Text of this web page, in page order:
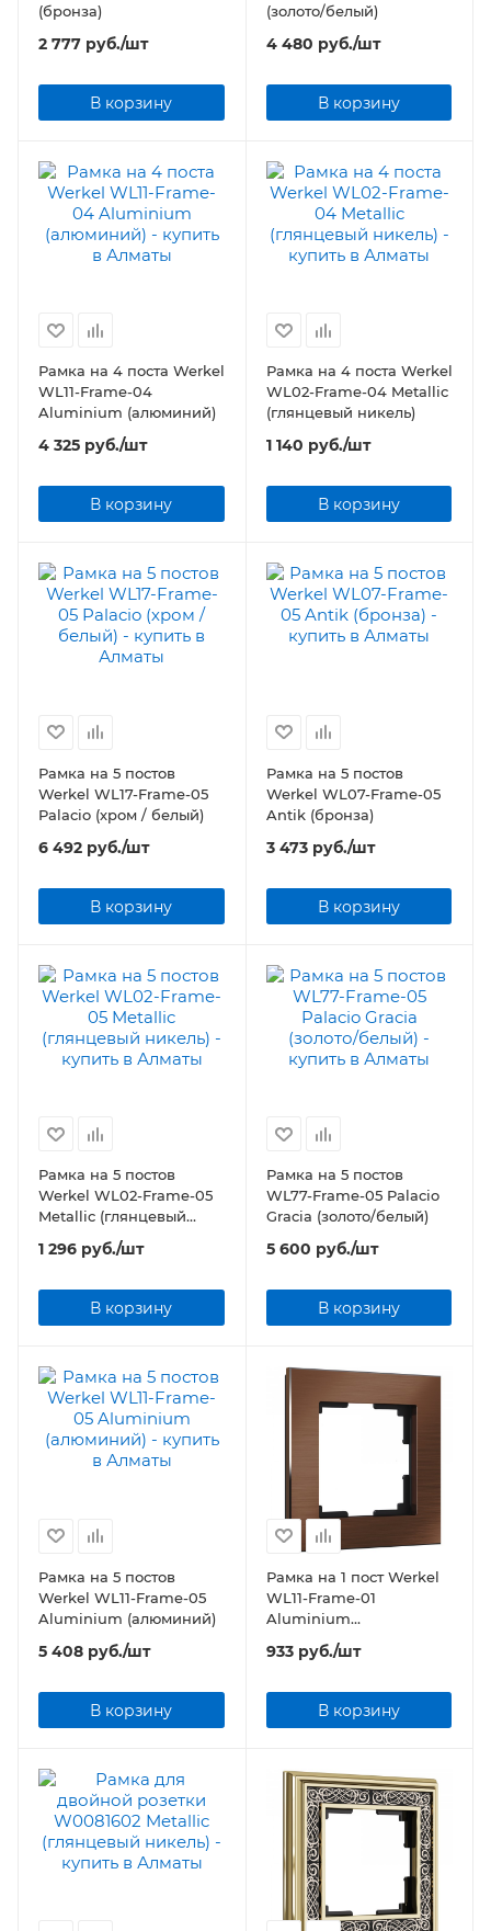
(бронза)
2 777 руб./шт
В корзину
(золото/белый)
4 480 руб./шт
В корзину
Рамка на 4 поста Werkel
WL11-Frame-04
Aluminium (алюминий)
4 325 руб./шт
В корзину
Рамка на 4 поста Werkel
WL02-Frame-04 Metallic
(глянцевый никель)
1 140 руб./шт
В корзину
Рамка на 5 постов
Werkel WL17-Frame-05
Palacio (хром / белый)
6 492 руб./шт
В корзину
Рамка на 5 постов
Werkel WL07-Frame-05
Antik (бронза)
3 473руб./шт
В корзину
Рамка на 5 постов
Werkel WL02-Frame-05
Metallic (глянцевый
1 296 руб./шт
В корзину
Рамка на 5 постов
WL77-Frame-05 Palacio
Gracia (золото/белый)
5 600 руб./шт
В корзину
Рамка на 5 постов
Werkel WL11-Frame-05
Aluminium (алюминий)
5 408 руб./шт
В корзину
Рамка на 1 пост Werkel
WL11-Frame-01
Aluminium
(коричневый
алюминий)
933руб./шт
В корзину